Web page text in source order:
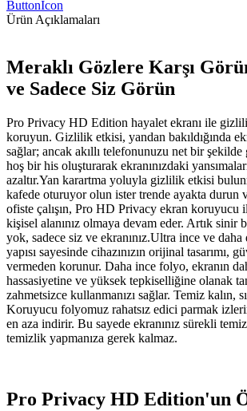
ButtonIcon
Ürün Açıklamaları
Meraklı Gözlere Karşı
ve Sadece Siz Görün
Pro Privacy HD Edition hayalet ekranı ile
koruyun. Gizlilik etkisi, yandan bakıldığında
sağlar; ancak akıllı telefonunuzu net bir
hoş bir his oluşturarak ekranınızdaki
azaltır.Yan karartma yoluyla gizlilik etkisi
kafede oturuyor olun ister trende ayakta durun
ofiste çalışın, Pro HD Privacy ekran koruyucu
kişisel alanınız olmaya devam eder. Artık sinir
yok, sadece siz ve ekranınız.Ultra ince ve
yapısı sayesinde cihazınızın orijinal tasarımı,
vermeden korunur. Daha ince folyo, ekranın
hassasiyetine ve yüksek tepkiselliğine olanak
zahmetsizce kullanmanızı sağlar. Temiz kalın,
Koruyucu folyomuz rahatsız edici parmak
en aza indirir. Bu sayede ekranınız sürekli
temizlik yapmanıza gerek kalmaz.
Pro Privacy HD Edition'un